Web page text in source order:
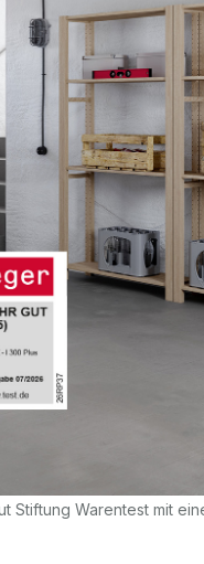
Stiftung Warentest mit